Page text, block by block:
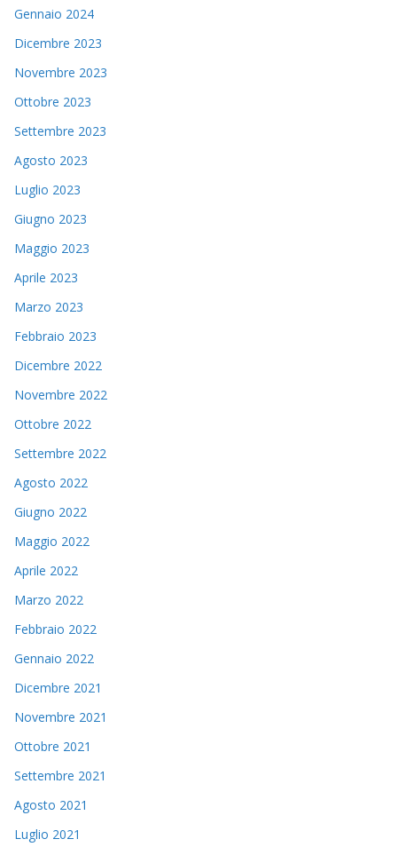
Gennaio 2024
Dicembre 2023
Novembre 2023
Ottobre 2023
Settembre 2023
Agosto 2023
Luglio 2023
Giugno 2023
Maggio 2023
Aprile 2023
Marzo 2023
Febbraio 2023
Dicembre 2022
Novembre 2022
Ottobre 2022
Settembre 2022
Agosto 2022
Giugno 2022
Maggio 2022
Aprile 2022
Marzo 2022
Febbraio 2022
Gennaio 2022
Dicembre 2021
Novembre 2021
Ottobre 2021
Settembre 2021
Agosto 2021
Luglio 2021